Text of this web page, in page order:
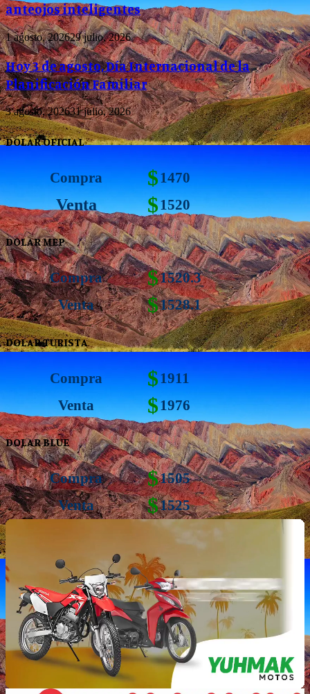
anteojos inteligentes
1 agosto, 202629 julio, 2026
Hoy 3 de agosto, Día Internacional de la
Planificación Familiar
3 agosto, 202631 julio, 2026
DOLAR OFICIAL
Compra $1470
Venta $1520
DOLAR MEP
Compra $1520.3
Venta
$1528.1
DOLAR TURISTA
Compra $1911
Venta
$1976
DOLAR BLUE
Compra $1505
Venta
$1525